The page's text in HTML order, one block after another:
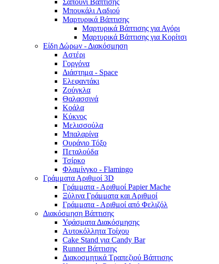
Σαπούνι Βάπτισης
Μπουκάλι Λαδιού
Μαρτυρικά Βάπτισης
Μαρτυρικά Βάπτισης για Αγόρι
Μαρτυρικά Βάπτισης για Κορίτσι
Είδη Δώρων - Διακόσμηση
Αστέρι
Γοργόνα
Διάστημα - Space
Ελεφαντάκι
Ζούγκλα
Θαλασσινά
Κοάλα
Κύκνος
Μελισσούλα
Μπαλαρίνα
Ουράνιο Τόξο
Πεταλούδα
Τσίρκο
Φλαμίνγκο - Flamingo
Γράμματα Αριθμοί 3D
Γράμματα - Αριθμοί Papier Mache
Ξύλινα Γράμματα και Αριθμοί
Γράμματα - Αριθμοί από Φελιζόλ
Διακόσμηση Βάπτισης
Υφάσματα Διακόσμησης
Αυτοκόλλητα Τοίχου
Cake Stand για Candy Bar
Runner Βάπτισης
Διακοσμητικά Τραπεζιού Βάπτισης